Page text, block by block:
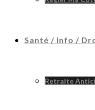
Santé / Info /
Retraite